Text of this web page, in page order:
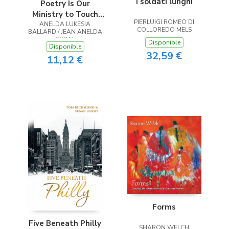
Poetry Is Our
Ministry to Touch
the Heart
ANELDA LUKESIA
BALLARD / JEAN ANELDA
SCOTT
Disponible
11,12 €
PIERLUIGI ROMEO DI
COLLOREDO MELS
Disponible
32,59 €
Five Beneath Philly
Forms
SHARON WELCH